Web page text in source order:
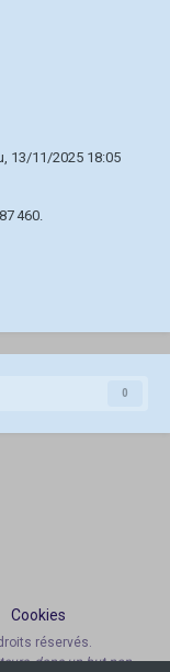
13/11/2025 18:05
460.
0
Cookies
réservés.
dans un but non